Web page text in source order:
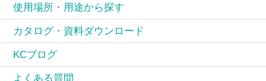
使用場所・用途から探す
カタログ・資料ダウンロード
KCブログ
よくある質問